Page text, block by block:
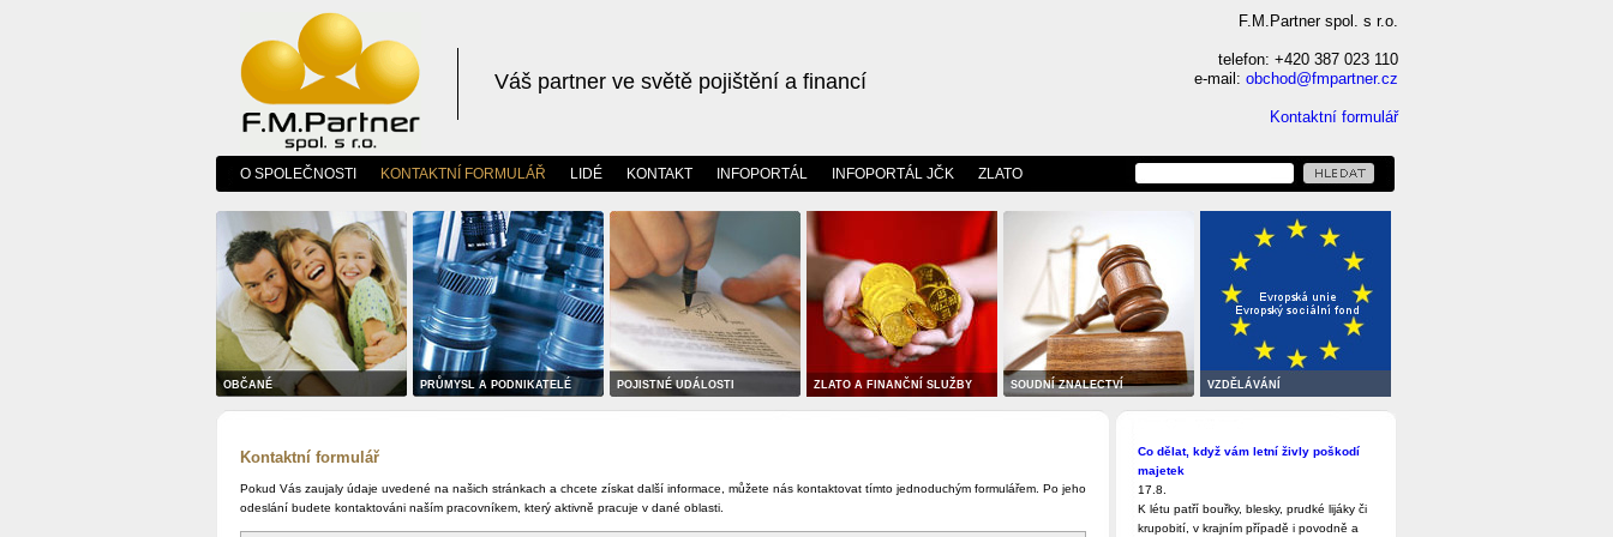
Váš partner ve světě pojištění a financí
F.M.Partner spol. s r.o.
telefon: +420 387 023 110
e-mail: obchod@fmpartner.cz
Kontaktní formulář
O SPOLEČNOSTI KONTAKTNÍ FORMULÁŘ LIDÉ KONTAKT INFOPORTÁL INFOPORTÁL JČK ZLATO
OBČANÉ PRŮMYSL A PODNIKATELÉ POJISTNÉ UDÁLOSTI ZLATO A FINANČNÍ SLUŽBY SOUDNÍ ZNALECTVÍ VZDĚLÁVÁNÍ
Kontaktní formulář
Pokud Vás zaujaly údaje uvedené na našich stránkach a chcete získat další informace, můžete nás kontaktovat tímto jednoduchým formulářem. Po jeho
odeslání budete kontaktováni naším pracovníkem, který aktivně pracuje v dané oblasti.
Co dělat, když vám letní živly poškodí
majetek
17.8.
K létu patří bouřky, blesky, prudké lijáky či
krupobití, v krajním případě i povodně a